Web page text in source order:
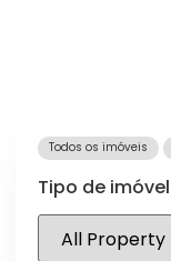
Todos os imóveis
Tipo de imóvel